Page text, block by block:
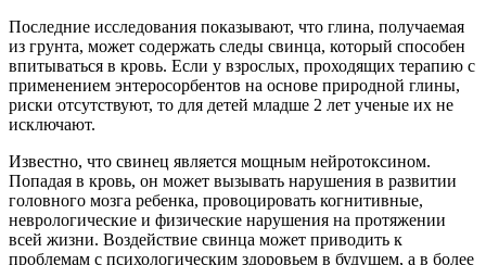
Последние исследования показывают, что глина, получаемая
из грунта, может содержать следы свинца, который способен
впитываться в кровь. Если у взрослых, проходящих терапию с
применением энтеросорбентов на основе природной глины,
риски отсутствуют, то для детей младше 2 лет ученые их не
исключают.
Известно, что свинец является мощным нейротоксином.
Попадая в кровь, он может вызывать нарушения в развитии
головного мозга ребенка, провоцировать когнитивные,
неврологические и физические нарушения на протяжении
всей жизни. Воздействие свинца может приводить к
проблемам с психологическим здоровьем в будущем, а в более